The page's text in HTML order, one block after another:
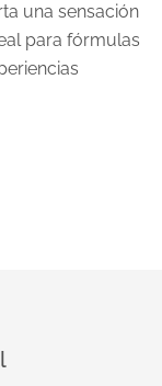
una sensación
para fórmulas